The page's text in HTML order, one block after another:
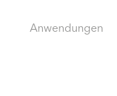
Anwendungen